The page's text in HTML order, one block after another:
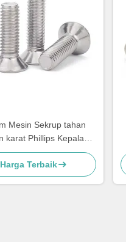
Mesin Sekrup tahan
karat Phillips Kepala
Terbaik